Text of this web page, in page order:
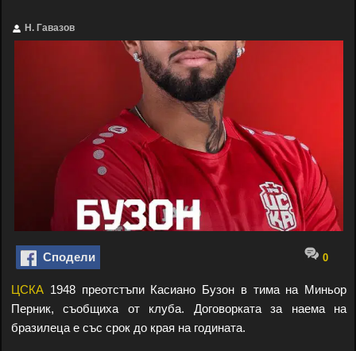
Н. Гавазов
Сподели 0
ЦСКА 1948 преотстъпи Касиано Бузон в тима на Миньор
Перник, съобщиха от клуба. Договорката за наема на
бразилеца е със срок до края на годината.